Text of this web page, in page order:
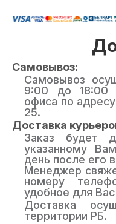
Самовывоз:
Самовывоз
9:00 до 18:00
офиса по
25.
Доставка
Заказ будет
указанному
день после его
Менеджер
номеру
удобное для
Доставка
территории РБ.